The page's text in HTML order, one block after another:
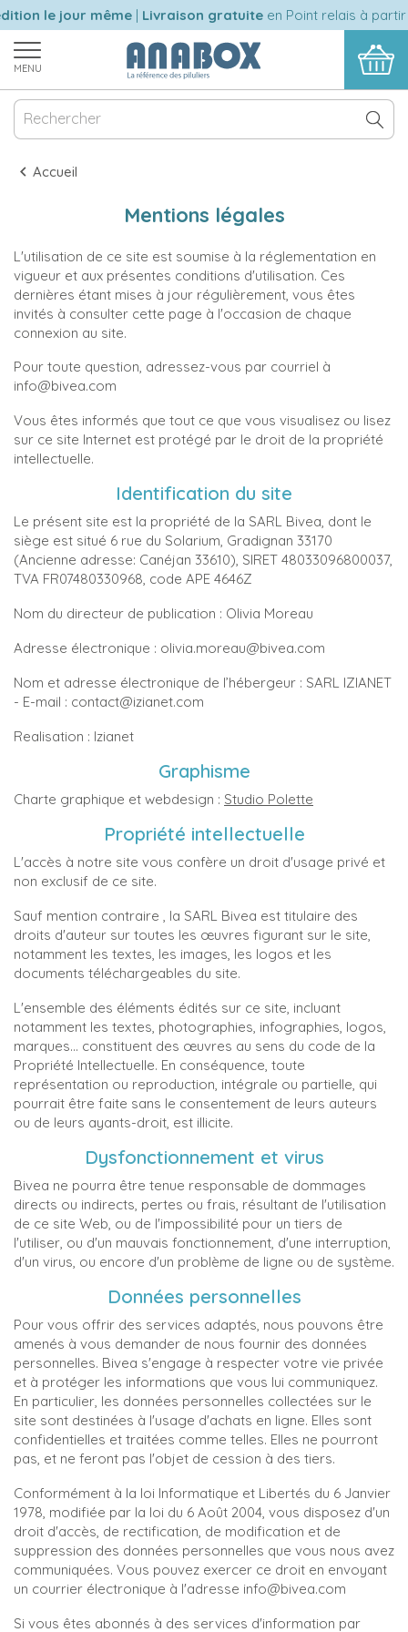
le jour même|Livraison gratuiteen Point relais à partir
MENU
Accueil
Mentions légales
L'utilisation de ce site est soumise à la réglementation en
vigueur et aux présentes conditions d'utilisation. Ces
dernières étant mises à jour régulièrement, vous êtes
invités à consulter cette page à l'occasion de chaque
connexion au site.
Pour toute question, adressez-vous par courriel à
info@bivea.com
Vous êtes informés que tout ce que vous visualisez ou lisez
sur ce site Internet est protégé par le droit de la propriété
intellectuelle.
Identification du site
Le présent site est la propriété de la SARL Bivea, dont le
siège est situé 6 rue du Solarium, Gradignan 33170
(Ancienne adresse: Canéjan 33610), SIRET 48033096800037,
TVA FR07480330968, code APE 4646Z
Nom du directeur de publication : Olivia Moreau
Adresse électronique : olivia.moreau@bivea.com
Nom et adresse électronique de l’hébergeur : SARL IZIANET
- E-mail : contact@izianet.com
Realisation : Izianet
Graphisme
Charte graphique et webdesign : Studio Polette
Propriété intellectuelle
L'accès à notre site vous confère un droit d'usage privé et
non exclusif de ce site.
Sauf mention contraire , la SARL Bivea est titulaire des
droits d'auteur sur toutes les œuvres figurant sur le site,
notamment les textes, les images, les logos et les
documents téléchargeables du site.
L'ensemble des éléments édités sur ce site, incluant
notamment les textes, photographies, infographies, logos,
marques… constituent des œuvres au sens du code de la
Propriété Intellectuelle. En conséquence, toute
représentation ou reproduction, intégrale ou partielle, qui
pourrait être faite sans le consentement de leurs auteurs
ou de leurs ayants-droit, est illicite.
Dysfonctionnement et virus
Bivea ne pourra être tenue responsable de dommages
directs ou indirects, pertes ou frais, résultant de l'utilisation
de ce site Web, ou de l'impossibilité pour un tiers de
l'utiliser, ou d'un mauvais fonctionnement, d'une interruption,
d'un virus, ou encore d'un problème de ligne ou de système.
Données personnelles
Pour vous offrir des services adaptés, nous pouvons être
amenés à vous demander de nous fournir des données
personnelles. Bivea s'engage à respecter votre vie privée
et à protéger les informations que vous lui communiquez.
En particulier, les données personnelles collectées sur le
site sont destinées à l'usage d'achats en ligne. Elles sont
confidentielles et traitées comme telles. Elles ne pourront
pas, et ne feront pas l'objet de cession à des tiers.
Conformément à la loi Informatique et Libertés du 6 Janvier
1978, modifiée par la loi du 6 Août 2004, vous disposez d'un
droit d'accès, de rectification, de modification et de
suppression des données personnelles que vous nous avez
communiquées. Vous pouvez exercer ce droit en envoyant
un courrier électronique à l'adresse info@bivea.com
Si vous êtes abonnés à des services d'information par